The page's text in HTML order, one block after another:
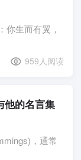
你生而有翼，
959人阅读
他的名言集
，通常